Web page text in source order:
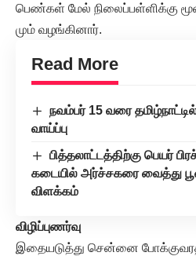
பெண்கள் மேல் நிலைப்பள்ளிக்கு
மும் வழங்கினார்.
Read More
நவம்பர் 15 வரை
வாய்ப்பு
பித்தலாட்டத்திற்கு பெயர்
கடையில் அர்ச்சகரை வைத்து
விளக்கம்
விழிப்புணர்வு
இதையடுத்து சென்னை